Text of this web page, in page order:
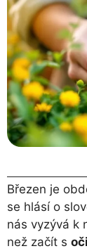
Březen je
se hlásí o
nás vyzývá k
než začít s